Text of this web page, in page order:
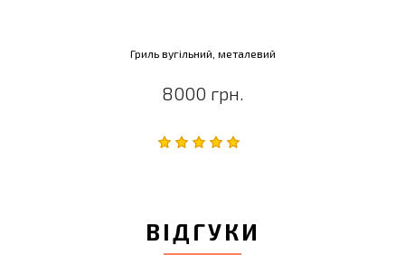
Гриль вугільний, металевий
8000 грн.
ВІДГУКИ